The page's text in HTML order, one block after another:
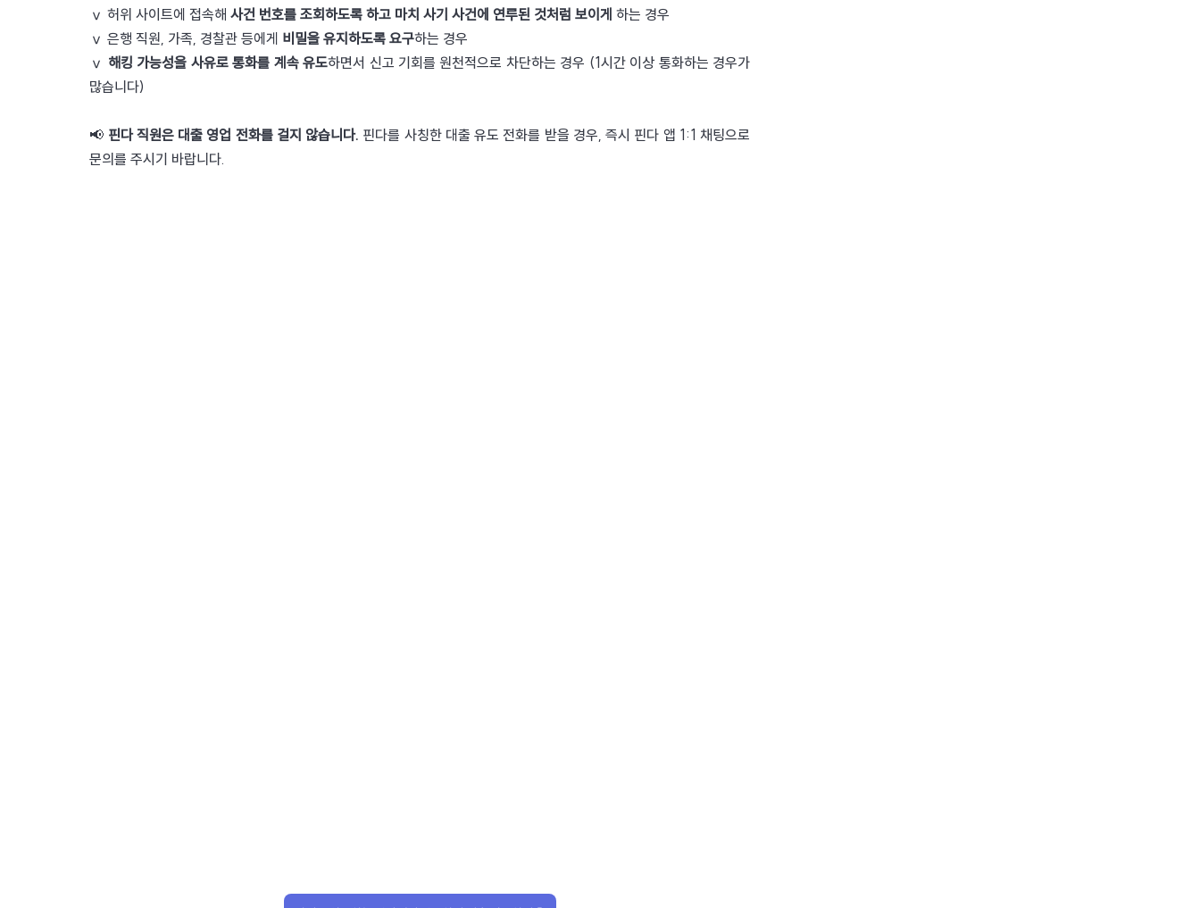
ⅴ 허위 사이트에 접속해 사건 번호를 조회하도록 하고 마치 사기 사건에 연루된 것처럼 보이게 하는 경우
ⅴ 은행 직원, 가족, 경찰관 등에게 비밀을 유지하도록 요구하는 경우
ⅴ 해킹 가능성을 사유로 통화를 계속 유도하면서 신고 기회를 원천적으로 차단하는 경우 (1시간 이상 통화하는 경우가
많습니다)
📢 핀다 직원은 대출 영업 전화를 걸지 않습니다. 핀다를 사칭한 대출 유도 전화를 받을 경우, 즉시 핀다 앱 1:1 채팅으로
문의를 주시기 바랍니다.